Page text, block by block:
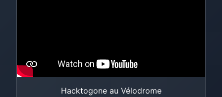
Hacktogone au Vélodrome